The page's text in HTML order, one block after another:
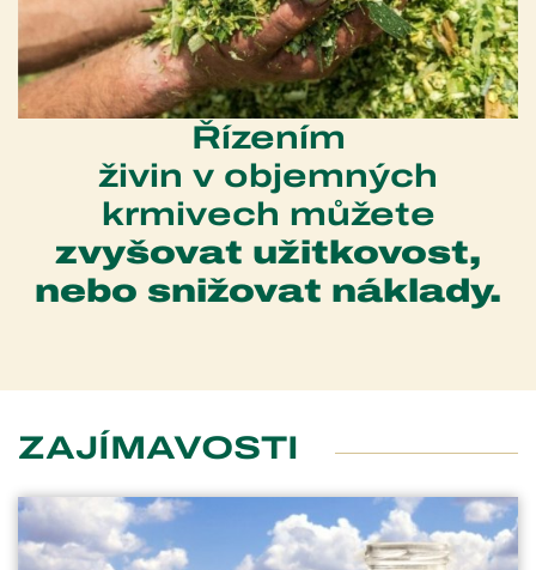
Řízením
živin v objemných
krmivech můžete
zvyšovat užitkovost,
nebo snižovat náklady.
ZAJÍMAVOSTI